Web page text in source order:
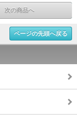
次の商品へ
ページの先頭へ戻る